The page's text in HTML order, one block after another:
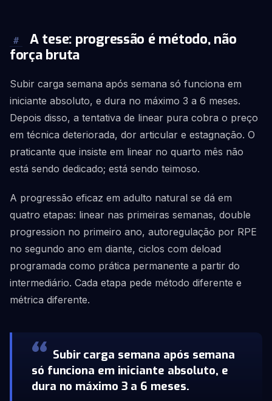
#
A tese: progressão é método, não
força bruta
Subir carga semana após semana só funciona em
iniciante absoluto, e dura no máximo 3 a 6 meses.
Depois disso, a tentativa de linear pura cobra o preço
em técnica deteriorada, dor articular e estagnação. O
praticante que insiste em linear no quarto mês não
está sendo dedicado; está sendo teimoso.
A progressão eficaz em adulto natural se dá em
quatro etapas: linear nas primeiras semanas, double
progression no primeiro ano, autoregulação por RPE
no segundo ano em diante, ciclos com deload
programada como prática permanente a partir do
intermediário. Cada etapa pede método diferente e
métrica diferente.
Subir carga semana após semana
só funciona em iniciante absoluto, e
dura no máximo 3 a 6 meses.